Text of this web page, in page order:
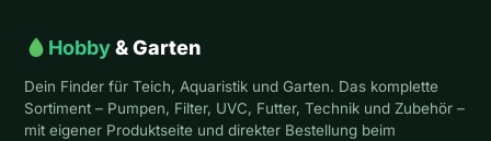
Hobby& Garten
Dein Finder für Teich, Aquaristik und Garten. Das komplette
Sortiment – Pumpen, Filter, UVC, Futter, Technik und Zubehör –
mit eigener Produktseite und direkter Bestellung beim